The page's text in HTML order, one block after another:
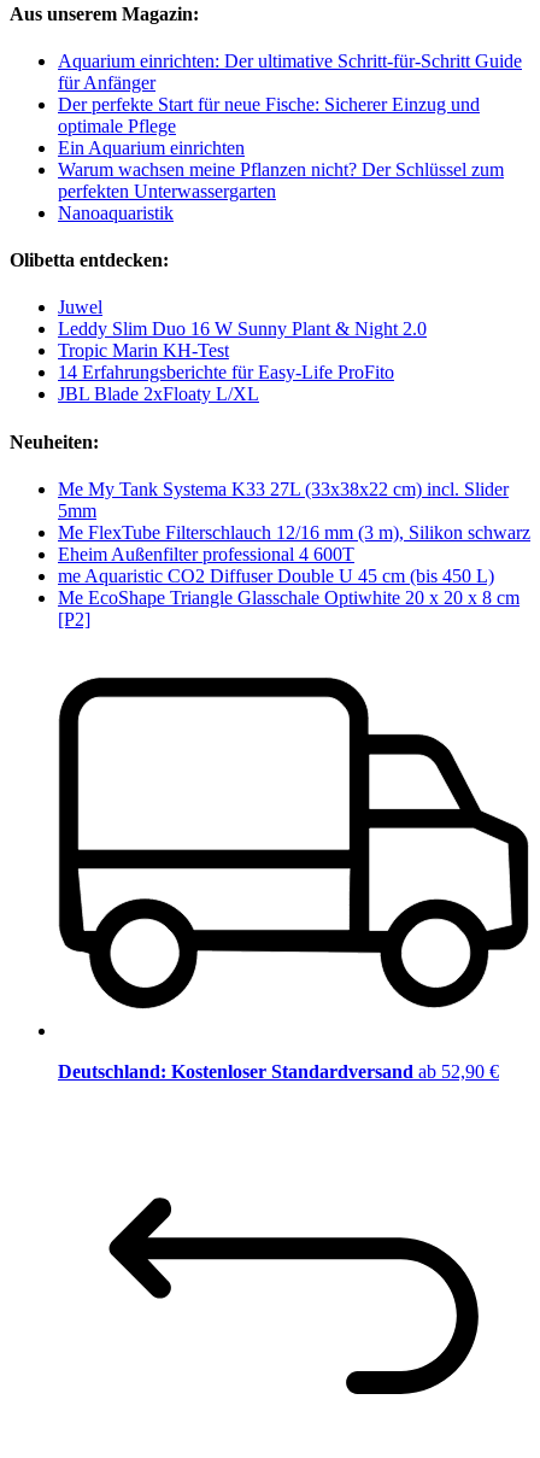
Aus unserem Magazin:
Aquarium einrichten: Der ultimative Schritt-für-Schritt Guide
für Anfänger
Der perfekte Start für neue Fische: Sicherer Einzug und
optimale Pflege
Ein Aquarium einrichten
Warum wachsen meine Pflanzen nicht? Der Schlüssel zum
perfekten Unterwassergarten
Nanoaquaristik
Olibetta entdecken:
Juwel
Leddy Slim Duo 16 W Sunny Plant & Night 2.0
Tropic Marin KH-Test
14 Erfahrungsberichte für Easy-Life ProFito
JBL Blade 2xFloaty L/XL
Neuheiten:
Me My Tank Systema K33 27L (33x38x22 cm) incl. Slider
5mm
Me FlexTube Filterschlauch 12/16 mm (3 m), Silikon schwarz
Eheim Außenfilter professional 4 600T
me Aquaristic CO2 Diffuser Double U 45 cm (bis 450 L)
Me EcoShape Triangle Glasschale Optiwhite 20 x 20 x 8 cm
[P2]
Deutschland: Kostenloser Standardversand ab 52,90 €